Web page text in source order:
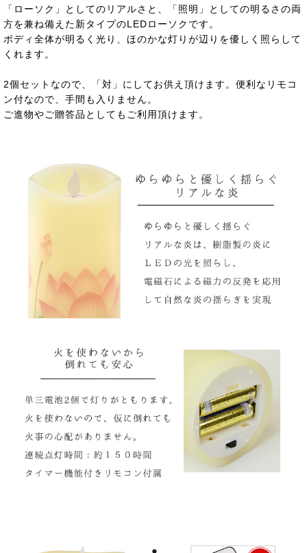
「ローソク」としてのリアルさと、「照明」としての明るさの両
方を兼ね備えた新タイプのLEDローソクです。
ボディ全体が明るく光り、ほのかな灯りが辺りを優しく照らして
くれます。
2個セットなので、「対」にしてお供え頂けます。便利なリモコ
ン付なので、手間も入りません。
ご進物やご贈答品としてもご利用頂けます。